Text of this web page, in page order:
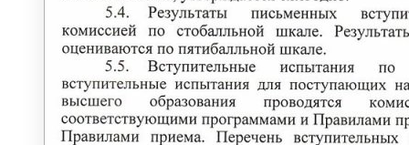
ВНЕШНЕЭКОНОМИЧЕСКИХ СВЯЗЕЙ
Международная деятельность
ВУЗы партнеры
Международный рейтинг